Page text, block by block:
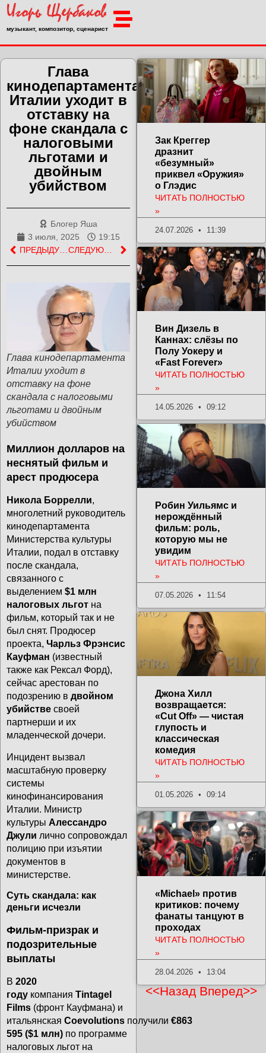
музыкант, композитор, сценарист
Глава
кинодепартамента
Италии уходит в
отставку на
фоне скандала с
налоговыми
льготами и
двойным
убийством
Блогер Яша
3 июля, 2025
19:15
Глава кинодепартамента
Италии уходит в
отставку на фоне
скандала с налоговыми
льготами и двойным
убийством
Миллион долларов на
неснятый фильм и
арест продюсера
Никола Боррелли,
многолетний руководитель
кинодепартамента
Министерства культуры
Италии, подал в отставку
после скандала,
связанного с
выделением $1 млн
налоговых льгот на
фильм, который так и не
был снят. Продюсер
проекта, Чарльз Фрэнсис
Кауфман (известный
также как Рексал Форд),
сейчас арестован по
подозрению в двойном
убийстве своей
партнерши и их
младенческой дочери.
Инцидент вызвал
масштабную проверку
системы
кинофинансирования
Италии. Министр
культуры Алессандро
Джули лично сопровождал
полицию при изъятии
документов в
министерстве.
Суть скандала: как
деньги исчезли
Фильм-призрак и
подозрительные
выплаты
В 2020
году компания Tintagel
Films (фронт Кауфмана) и
итальянская Coevolutions получили €863
595 ($1 млн) по программе
налоговых льгот на
Зак Креггер
дразнит
«безумный»
приквел «Оружия»
о Глэдис
ЧИТАТЬ ПОЛНОСТЬЮ
»
24.07.2026 11:39
Вин Дизель в
Каннах: слёзы по
Полу Уокеру и
«Fast Forever»
ЧИТАТЬ ПОЛНОСТЬЮ
»
14.05.2026 09:12
Робин Уильямс и
нерождённый
фильм: роль,
которую мы не
увидим
ЧИТАТЬ ПОЛНОСТЬЮ
»
07.05.2026 11:54
Джона Хилл
возвращается:
«Cut Off» — чистая
глупость и
классическая
комедия
ЧИТАТЬ ПОЛНОСТЬЮ
»
01.05.2026 09:14
«Michael» против
критиков: почему
фанаты танцуют в
проходах
ЧИТАТЬ ПОЛНОСТЬЮ
»
28.04.2026 13:04
<<Назад Вперед>>